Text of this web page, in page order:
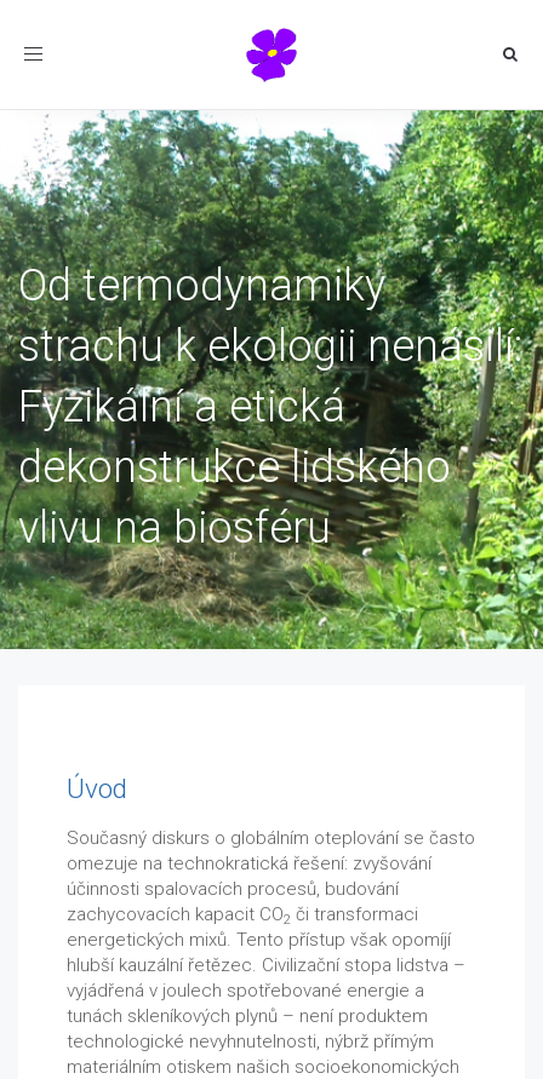
Toggle
Od termodynamiky
strachu k ekologii nenásilí:
Fyzikální a etická
dekonstrukce lidského
vlivu na biosféru
Úvod
Současný diskurs o globálním oteplování se často
omezuje na technokratická řešení: zvyšování
účinnosti spalovacích procesů, budování
zachycovacích kapacit CO2 či transformaci
energetických mixů. Tento přístup však opomíjí
hlubší kauzální řetězec. Civilizační stopa lidstva –
vyjádřená v joulech spotřebované energie a
tunách skleníkových plynů – není produktem
technologické nevyhnutelnosti, nýbrž přímým
materiálním otiskem našich socioekonomických